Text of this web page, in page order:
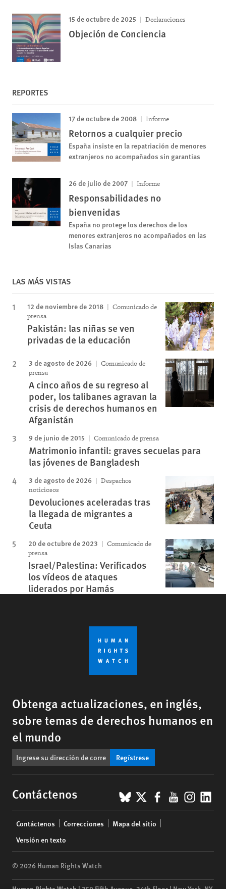
15 de octubre de 2025 Declaraciones
Objeción de Conciencia
REPORTES
17 de octubre de 2008 Informe
Retornos a cualquier precio
España insiste en la repatriación de menores
extranjeros no acompañados sin garantías
26 de julio de 2007 Informe
Responsabilidades no
bienvenidas
España no protege los derechos de los
menores extranjeros no acompañados en las
Islas Canarias
LAS MÁS VISTAS
12 de noviembre de 2018
Comunicado de
prensa
Pakistán: las niñas se ven
privadas de la educación
3 de agosto de 2026
Comunicado de
prensa
A cinco años de su regreso al
poder, los talibanes agravan la
crisis de derechos humanos en
Afganistán
9 de junio de 2015 Comunicado de prensa
Matrimonio infantil: graves secuelas para
las jóvenes de Bangladesh
3 de agosto de 2026
Despachos
noticiosos
Devoluciones aceleradas tras
la llegada de migrantes a
Ceuta
20 de octubre de 2023
Comunicado de
prensa
Israel/Palestina: Verificados
los vídeos de ataques
liderados por Hamás
Obtenga actualizaciones, en inglés,
sobre temas de derechos humanos en
el mundo
Regístrese
Contáctenos BlueSky
X Facebook
YouTube
menu
Contáctenos Correcciones
Mapa del sitio
Versión en texto
© 2026 Human Rights Watch